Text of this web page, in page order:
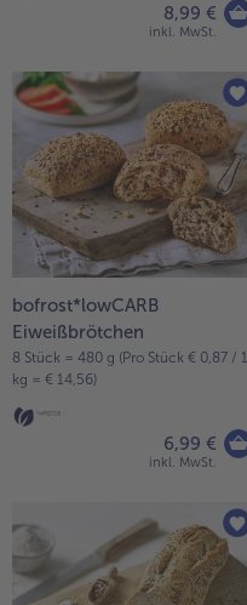
8,99 €
inkl. MwSt.
bofrost*lowCARB
Eiweißbrötchen
8 Stück = 480 g (Pro Stück € 0,87 / 1
kg = € 14,56)
6,99 €
inkl. MwSt.